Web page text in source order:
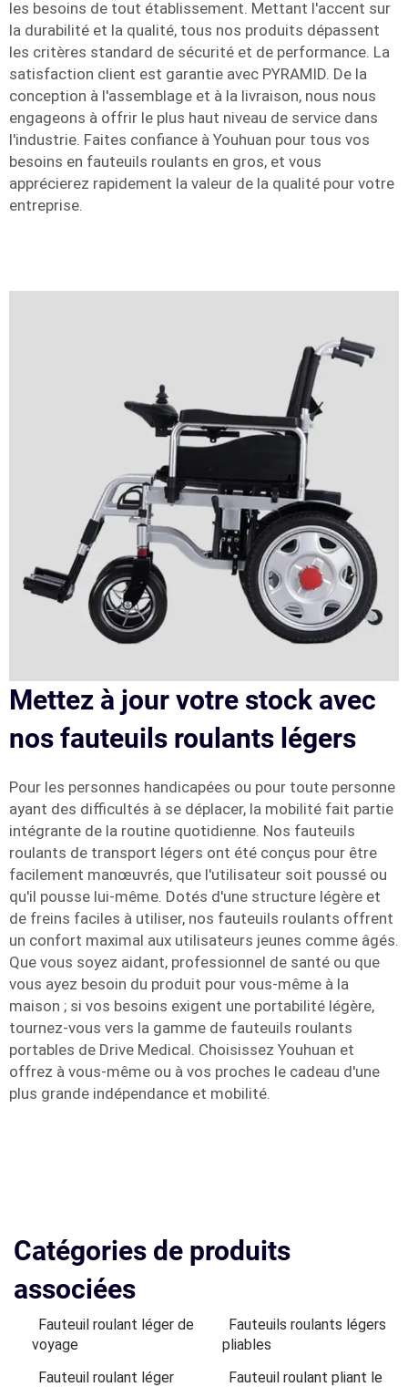
les besoins de tout établissement. Mettant l'accent sur
la durabilité et la qualité, tous nos produits dépassent
les critères standard de sécurité et de performance. La
satisfaction client est garantie avec PYRAMID. De la
conception à l'assemblage et à la livraison, nous nous
engageons à offrir le plus haut niveau de service dans
l'industrie. Faites confiance à Youhuan pour tous vos
besoins en fauteuils roulants en gros, et vous
apprécierez rapidement la valeur de la qualité pour votre
entreprise.
Mettez à jour votre stock avec
nos fauteuils roulants légers
Pour les personnes handicapées ou pour toute personne
ayant des difficultés à se déplacer, la mobilité fait partie
intégrante de la routine quotidienne. Nos fauteuils
roulants de transport légers ont été conçus pour être
facilement manœuvrés, que l'utilisateur soit poussé ou
qu'il pousse lui-même. Dotés d'une structure légère et
de freins faciles à utiliser, nos fauteuils roulants offrent
un confort maximal aux utilisateurs jeunes comme âgés.
Que vous soyez aidant, professionnel de santé ou que
vous ayez besoin du produit pour vous-même à la
maison ; si vos besoins exigent une portabilité légère,
tournez-vous vers la gamme de fauteuils roulants
portables de Drive Medical. Choisissez Youhuan et
offrez à vous-même ou à vos proches le cadeau d'une
plus grande indépendance et mobilité.
Catégories de produits
associées
Fauteuil roulant léger de
voyage
Fauteuils roulants légers
pliables
Fauteuil roulant léger
Fauteuil roulant pliant le